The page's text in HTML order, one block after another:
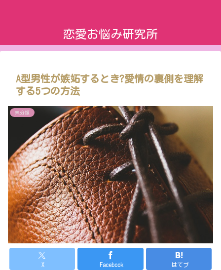
恋愛お悩み研究所
A型男性が嫉妬するとき?愛情の裏側を理解
する5つの方法
未分類
X Facebook はてブ